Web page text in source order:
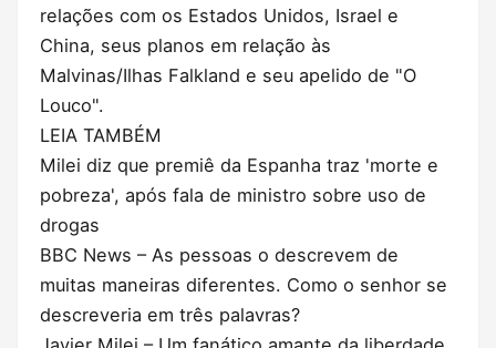
relações com os Estados Unidos, Israel e
China, seus planos em relação às
Malvinas/Ilhas Falkland e seu apelido de "O
Louco".
LEIA TAMBÉM
Milei diz que premiê da Espanha traz 'morte e
pobreza', após fala de ministro sobre uso de
drogas
BBC News – As pessoas o descrevem de
muitas maneiras diferentes. Como o senhor se
descreveria em três palavras?